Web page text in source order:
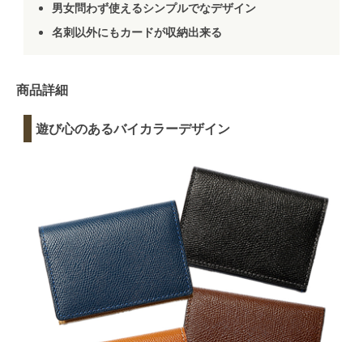
男女問わず使えるシンプルでなデザイン
名刺以外にもカードが収納出来る
商品詳細
遊び心のあるバイカラーデザイン